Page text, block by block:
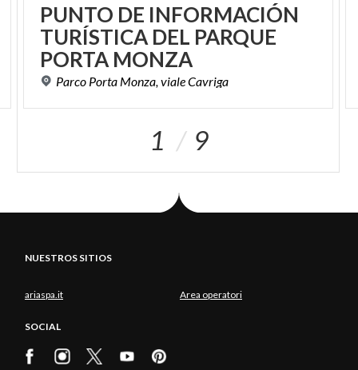
PUNTO DE INFORMACIÓN
TURÍSTICA DEL PARQUE
PORTA MONZA
Parco Porta Monza, vialeCavriga
1 9
NUESTROS SITIOS
ariaspa.it Area operatori
SOCIAL